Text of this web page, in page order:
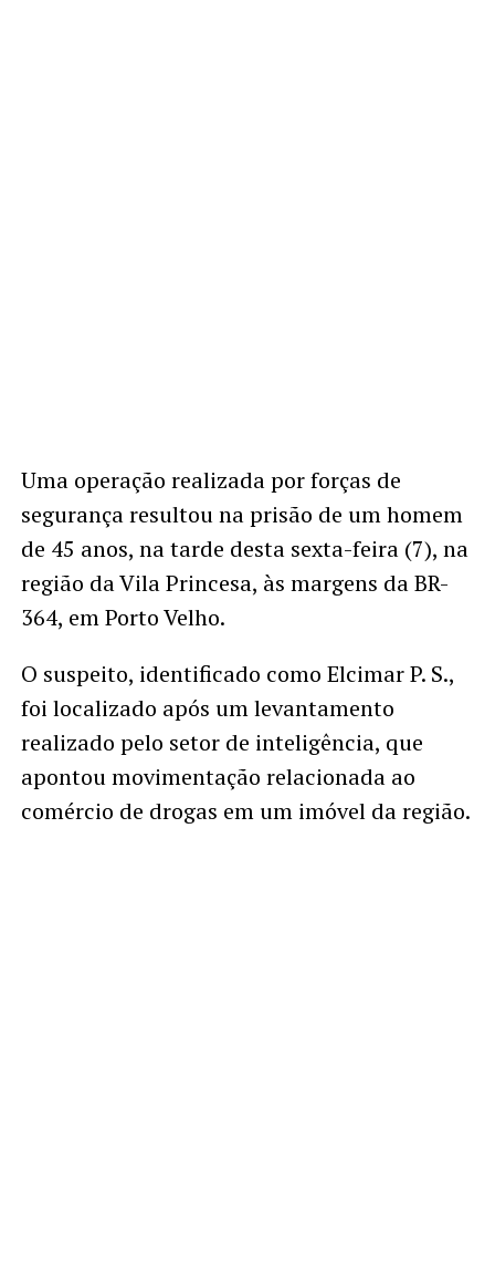
Uma operação realizada por forças de
segurança resultou na prisão de um homem
de 45 anos, na tarde desta sexta-feira (7), na
região da Vila Princesa, às margens da BR-
364, em Porto Velho.
O suspeito, identificado como Elcimar P. S.,
foi localizado após um levantamento
realizado pelo setor de inteligência, que
apontou movimentação relacionada ao
comércio de drogas em um imóvel da região.